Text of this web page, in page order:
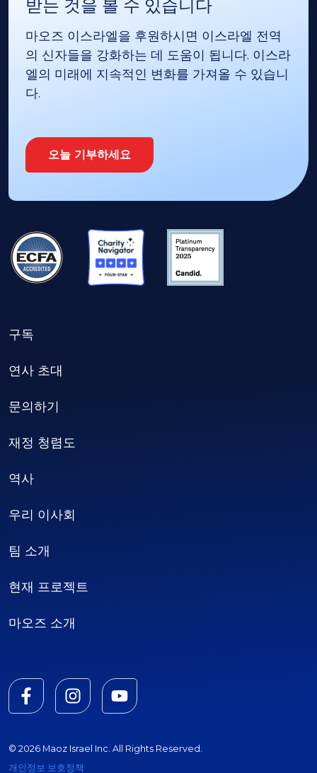
받는 것을 볼 수 있습니다
마오즈 이스라엘을 후원하시면 이스라엘 전역
의 신자들을 강화하는 데 도움이 됩니다. 이스라
엘의 미래에 지속적인 변화를 가져올 수 있습니
다.
오늘 기부하세요
구독
연사 초대
문의하기
재정 청렴도
역사
우리 이사회
팀 소개
현재 프로젝트
마오즈 소개
© 2026 Maoz Israel Inc. All Rights Reserved.
개인정보 보호정책